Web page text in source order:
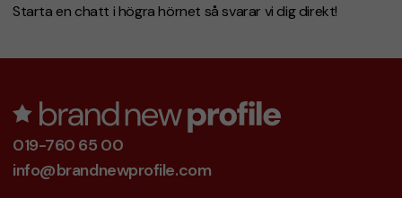
Starta en chatt i högra hörnet så svarar vi dig direkt!
019-760 65 00
info@brandnewprofile.com